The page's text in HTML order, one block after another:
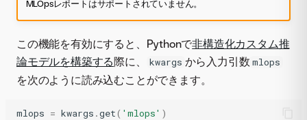
MLOpsレポートはサポートされていません。
この機能を有効にすると、Pythonで非構造化カスタム推
論モデルを構築する際に、 kwargs から入力引数 mlops
を次のように読み込むことができます。
mlops = kwargs .get( 'mlops' )